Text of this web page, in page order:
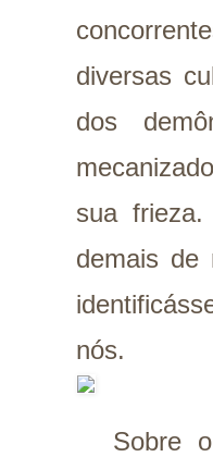
diversas
dos
sua
demais de
nós.
Sobre